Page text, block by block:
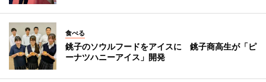
食べる
銚子のソウルフードをアイスに 銚子商高生が「ピ
ーナツハニーアイス」開発